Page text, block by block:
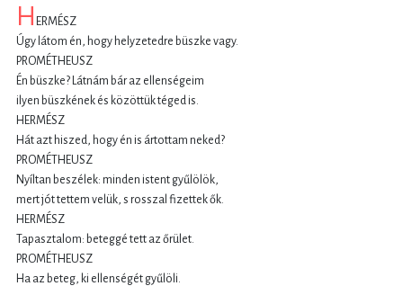
H ERMÉSZ
Úgy látom én, hogy helyzetedre büszke vagy.
PROMÉTHEUSZ
Én büszke? Látnám bár az ellenségeim
ilyen büszkének és közöttük téged is.
HERMÉSZ
Hát azt hiszed, hogy én is ártottam neked?
PROMÉTHEUSZ
Nyíltan beszélek: minden istent gyűlölök,
mert jót tettem velük, s rosszal fizettek ők.
HERMÉSZ
Tapasztalom: beteggé tett az őrület.
PROMÉTHEUSZ
Ha az beteg, ki ellenségét gyűlöli.